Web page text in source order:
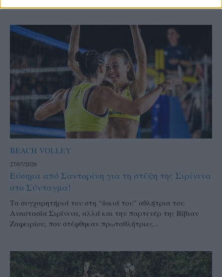
BEACH VOLLEY
27/07/2026
Εύσημα από Σαντορίνη για τη στέψη της Σιρίνινα
στο Σύνταγμα!
Τα συγχαρητήριά του στη “δικιά του” αθλήτρια του
Αναστασία Σιρίνινα, αλλά και την παρτενέρ της Βίβιαν
Ζαφειρίου, που στέφθηκαν πρωταθλήτριες...